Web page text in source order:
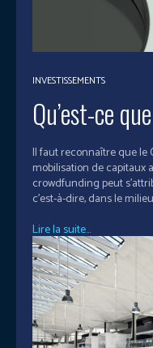
INVESTISSEMENTS
Qu’est-ce
Il faut reconnaître que le
mobilisation de capitaux
crowdfunding peut
c’est-à-dire, dans le
Lire la suite...